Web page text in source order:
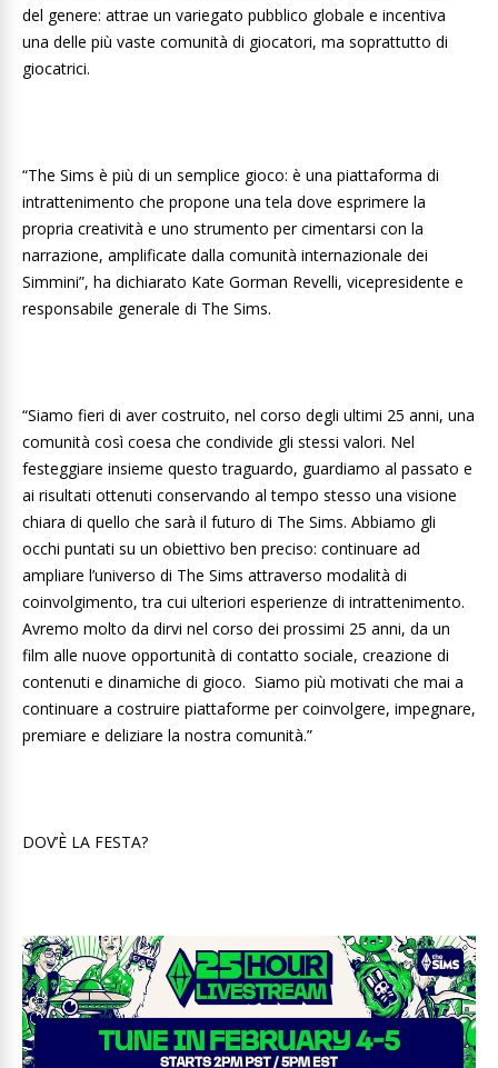
del genere: attrae un variegato pubblico globale e incentiva
una delle più vaste comunità di giocatori, ma soprattutto di
giocatrici.
“The Sims è più di un semplice gioco: è una piattaforma di
intrattenimento che propone una tela dove esprimere la
propria creatività e uno strumento per cimentarsi con la
narrazione, amplificate dalla comunità internazionale dei
Simmini”, ha dichiarato Kate Gorman Revelli, vicepresidente e
responsabile generale di The Sims.
“Siamo fieri di aver costruito, nel corso degli ultimi 25 anni, una
comunità così coesa che condivide gli stessi valori. Nel
festeggiare insieme questo traguardo, guardiamo al passato e
ai risultati ottenuti conservando al tempo stesso una visione
chiara di quello che sarà il futuro di The Sims. Abbiamo gli
occhi puntati su un obiettivo ben preciso: continuare ad
ampliare l’universo di The Sims attraverso modalità di
coinvolgimento, tra cui ulteriori esperienze di intrattenimento.
Avremo molto da dirvi nel corso dei prossimi 25 anni, da un
film alle nuove opportunità di contatto sociale, creazione di
contenuti e dinamiche di gioco. Siamo più motivati che mai a
continuare a costruire piattaforme per coinvolgere, impegnare,
premiare e deliziare la nostra comunità.”
DOV’È LA FESTA?